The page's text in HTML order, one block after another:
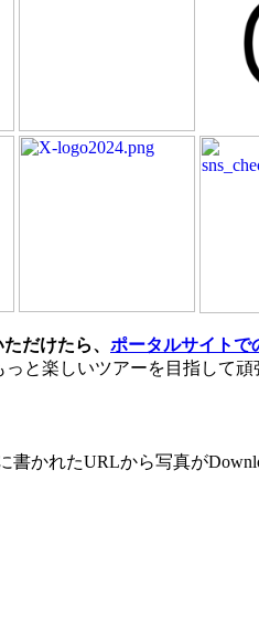
だけたら、 ポータルサイトで
と楽しいツアーを目指して頑
かれたURLから写真が